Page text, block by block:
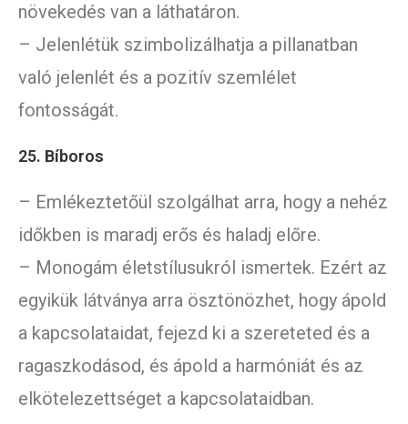
növekedés van a láthatáron.
– Jelenlétük szimbolizálhatja a pillanatban
való jelenlét és a pozitív szemlélet
fontosságát.
25. Bíboros
– Emlékeztetőül szolgálhat arra, hogy a nehéz
időkben is maradj erős és haladj előre.
– Monogám életstílusukról ismertek. Ezért az
egyikük látványa arra ösztönözhet, hogy ápold
a kapcsolataidat, fejezd ki a szereteted és a
ragaszkodásod, és ápold a harmóniát és az
elkötelezettséget a kapcsolataidban.